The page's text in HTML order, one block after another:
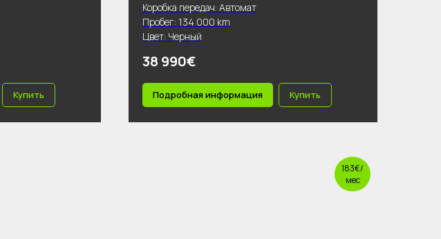
Купить
Коробка передач: Автомат
Пробег: 134 000 km
Цвет: Черный
38 990€
Подробная информация Купить
183€/
мес